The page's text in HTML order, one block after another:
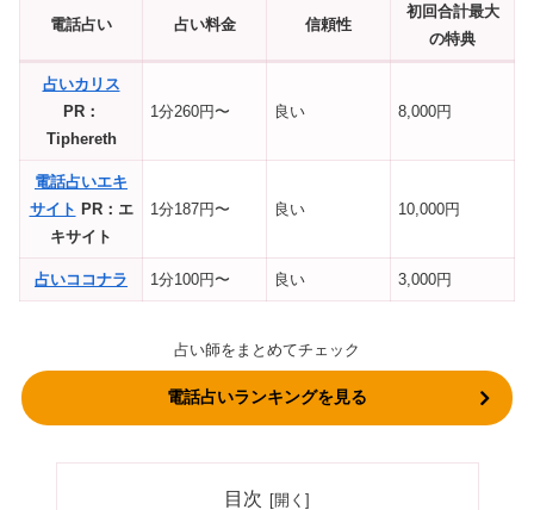
電話占い 占い料金 信頼性
初回合計最大
の特典
占いカリス
PR：
Tiphereth
1分260円〜 良い 8,000円
電話占いエキ
サイト PR：エ
キサイト
1分187円〜 良い 10,000円
占いココナラ 1分100円〜 良い 3,000円
占い師をまとめてチェック
電話占いランキングを見る
目次